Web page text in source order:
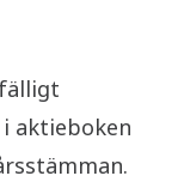
aktieboken